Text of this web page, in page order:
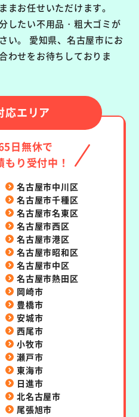
まお任せいただけます。
したい不用品・粗大ゴミが
い。 愛知県、名古屋市にお
わせをお待ちしておりま
応エリア
日無休で
り受付中！
名古屋市中川区
名古屋市千種区
名古屋市名東区
名古屋市西区
名古屋市港区
名古屋市昭和区
名古屋市中区
名古屋市熱田区
岡崎市
豊橋市
安城市
西尾市
小牧市
瀬戸市
東海市
日進市
北名古屋市
尾張旭市